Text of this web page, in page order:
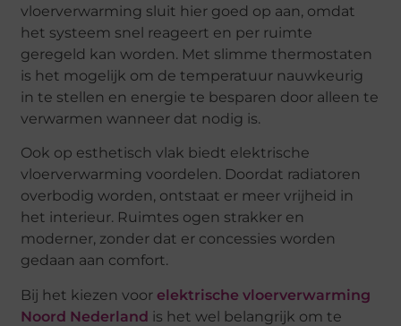
vloerverwarming sluit hier goed op aan, omdat
het systeem snel reageert en per ruimte
geregeld kan worden. Met slimme thermostaten
is het mogelijk om de temperatuur nauwkeurig
in te stellen en energie te besparen door alleen te
verwarmen wanneer dat nodig is.
Ook op esthetisch vlak biedt elektrische
vloerverwarming voordelen. Doordat radiatoren
overbodig worden, ontstaat er meer vrijheid in
het interieur. Ruimtes ogen strakker en
moderner, zonder dat er concessies worden
gedaan aan comfort.
Bij het kiezen voorelektrische vloerverwarming
Noord Nederland is het wel belangrijk om te